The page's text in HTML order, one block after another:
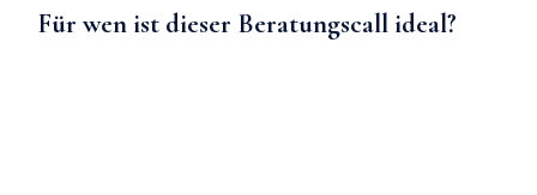
Für wen ist dieser Beratungscall ideal?